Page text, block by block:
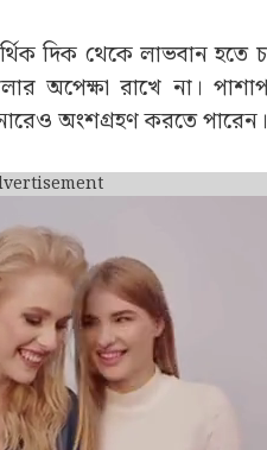
দিক থেকে লাভবান হতে
অপেক্ষা রাখে না।
অংশগ্রহণ করতে পারেন।